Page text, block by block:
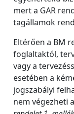
mert a GAR
tagállamok
Eltérően a BM
foglaltaktól,
vagy a
esetében a
jogszabályi
nem végezheti